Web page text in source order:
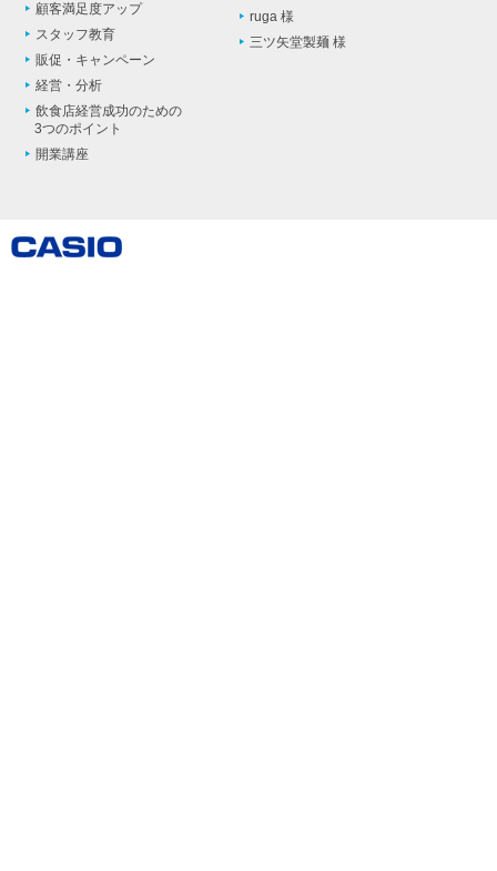
顧客満足度アップ
スタッフ教育
販促・キャンペーン
経営・分析
飲食店経営成功のための
3つのポイント
開業講座
ruga 様
三ツ矢堂製麺 様